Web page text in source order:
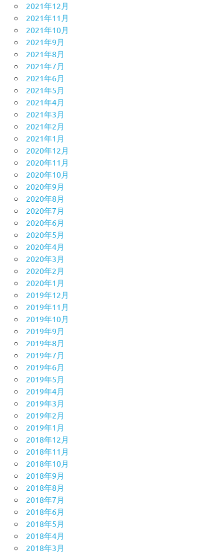
2021年12月
2021年11月
2021年10月
2021年9月
2021年8月
2021年7月
2021年6月
2021年5月
2021年4月
2021年3月
2021年2月
2021年1月
2020年12月
2020年11月
2020年10月
2020年9月
2020年8月
2020年7月
2020年6月
2020年5月
2020年4月
2020年3月
2020年2月
2020年1月
2019年12月
2019年11月
2019年10月
2019年9月
2019年8月
2019年7月
2019年6月
2019年5月
2019年4月
2019年3月
2019年2月
2019年1月
2018年12月
2018年11月
2018年10月
2018年9月
2018年8月
2018年7月
2018年6月
2018年5月
2018年4月
2018年3月